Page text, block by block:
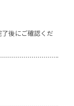
後にご確認くだ